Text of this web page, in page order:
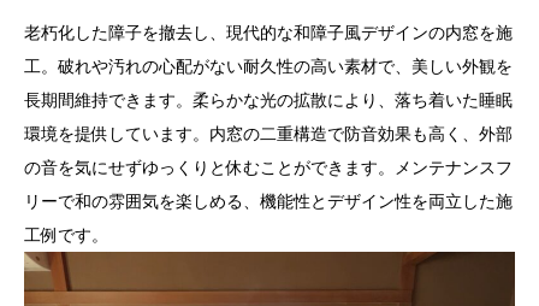
老朽化した障子を撤去し、現代的な和障子風デザインの内窓を施
工。破れや汚れの心配がない耐久性の高い素材で、美しい外観を
長期間維持できます。柔らかな光の拡散により、落ち着いた睡眠
環境を提供しています。内窓の二重構造で防音効果も高く、外部
の音を気にせずゆっくりと休むことができます。メンテナンスフ
リーで和の雰囲気を楽しめる、機能性とデザイン性を両立した施
工例です。